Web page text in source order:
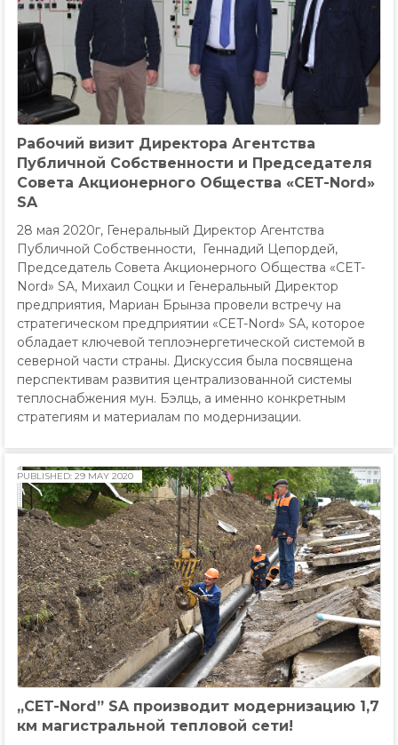
Рабочий визит Директора Агентства
Публичной Собственности и Председателя
Совета Акционерного Общества «CET-Nord»
SA
28 мая 2020г, Генеральный Директор Агентства
Публичной Собственности, Геннадий Цепордей,
Председатель Совета Акционерного Общества «CET-
Nord» SA, Михаил Соцки и Генеральный Директор
предприятия, Мариан Брынза провели встречу на
стратегическом предприятии «CET-Nord» SA, которое
обладает ключевой теплоэнергетической системой в
северной части страны. Дискуссия была посвящена
перспективам развития централизованной системы
теплоснабжения мун. Бэлць, а именно конкретным
стратегиям и материалам по модернизации.
„CET-Nord” SA производит модернизацию 1,7
км магистральной тепловой сети!
PUBLISHED: 29 MAY 2020